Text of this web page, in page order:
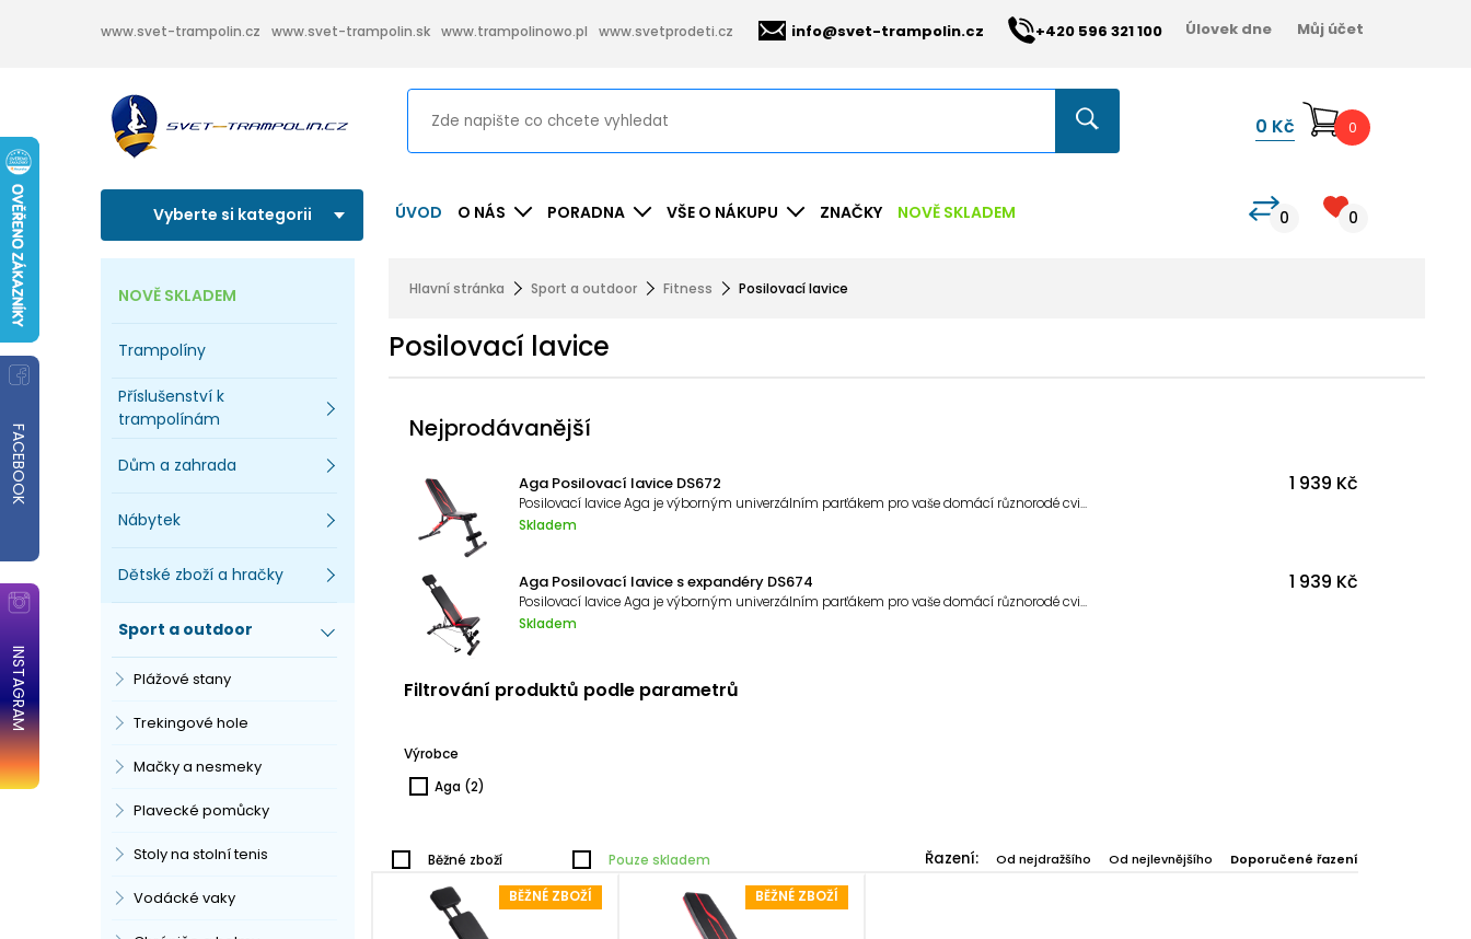
FACEBOOK
INSTAGRAM
www.svet-trampolin.cz www.svet-trampolin.sk www.trampolinowo.pl www.svetprodeti.cz info@svet-trampolin.cz +420 596 321 100 Úlovek dne Můj účet
0 Kč 0
Vyberte si kategorii ÚVOD O NÁS PORADNA VŠE O NÁKUPU ZNAČKY NOVĚ SKLADEM 0 0
NOVĚ SKLADEM
Trampolíny
Příslušenství k
trampolínám
Dům a zahrada
Nábytek
Dětské zboží a hračky
Sport a outdoor
Plážové stany
Trekingové hole
Mačky a nesmeky
Plavecké pomůcky
Stoly na stolní tenis
Vodácké vaky
Hlavní stránka Sport a outdoor Fitness Posilovací lavice
Posilovací lavice
Nejprodávanější
Aga Posilovací lavice DS672
Posilovací lavice Aga je výborným univerzálním parťákem pro vaše domácí různorodé cvičení s činkami, kettlebelly, expandéry, ale i s vlastní váhou.
Skladem
1 939 Kč
Aga Posilovací lavice s expandéry DS674
Posilovací lavice Aga je výborným univerzálním parťákem pro vaše domácí různorodé cvičení s činkami, kettlebelly, expandéry, ale i s vlastní váhou. Skvěle funguje i v kombinaci s jinými posilovacími doplňky, jako jsou odkládací činkové stojany a posilovací stroje.
Skladem
1 939 Kč
Filtrování produktů podle parametrů
Výrobce
Aga (2)
Běžné zboží Pouze skladem Řazení: Od nejdražšího Od nejlevnějšího Doporučené řazení
BĚŽNÉ ZBOŽÍ BĚŽNÉ ZBOŽÍ